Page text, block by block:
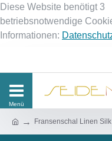
Diese Website benötigt 3
betriebsnotwendige
Informationen:
Fransenschal Linen